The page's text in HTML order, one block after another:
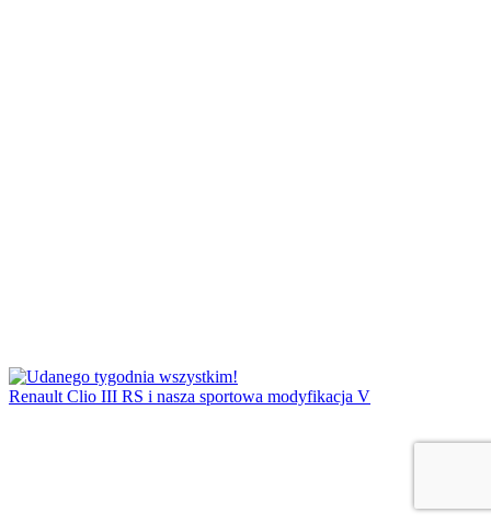
Renault Clio III RS i nasza sportowa modyfikacja V